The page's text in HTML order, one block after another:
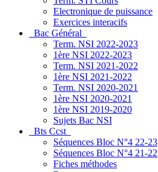
Electronique de puissance
Exercices interacifs
Bac Général
Term. NSI 2022-2023
1ère NSI 2022-2023
Term. NSI 2021-2022
1ère NSI 2021-2022
Term. NSI 2020-2021
1ère NSI 2020-2021
1ère NSI 2019-2020
Sujets Bac NSI
Bts Ccst
Séquences Bloc N°4 22-23
Séquences Bloc N°4 21-22
Fiches méthodes